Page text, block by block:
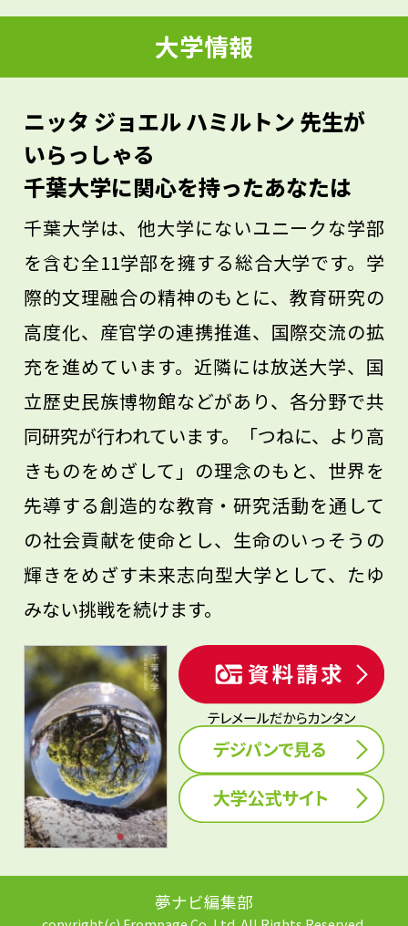
「これ、なんだろう」、「知りたいな」と
感じることが、学問や研究への入り口で
す。近所にある公園も、実は生き物の宝庫
です。そして、植物はもちろん、昆虫の分
野も未知の世界といえます。自分で体験し
て発見することが、生物多様性の気づきに
つながります。生物に興味がわいたら、一
緒に植物の不思議に迫りましょう。
大学情報
ニッタ ジョエル ハミルトン 先生が
いらっしゃる
千葉大学に関心を持ったあなたは
千葉大学は、他大学にないユニークな学部
を含む全11学部を擁する総合大学です。学
際的文理融合の精神のもとに、教育研究の
高度化、産官学の連携推進、国際交流の拡
充を進めています。近隣には放送大学、国
立歴史民族博物館などがあり、各分野で共
同研究が行われています。「つねに、より高
きものをめざして」の理念のもと、世界を
先導する創造的な教育・研究活動を通して
の社会貢献を使命とし、生命のいっそうの
輝きをめざす未来志向型大学として、たゆ
みない挑戦を続けます。
夢ナビ編集部